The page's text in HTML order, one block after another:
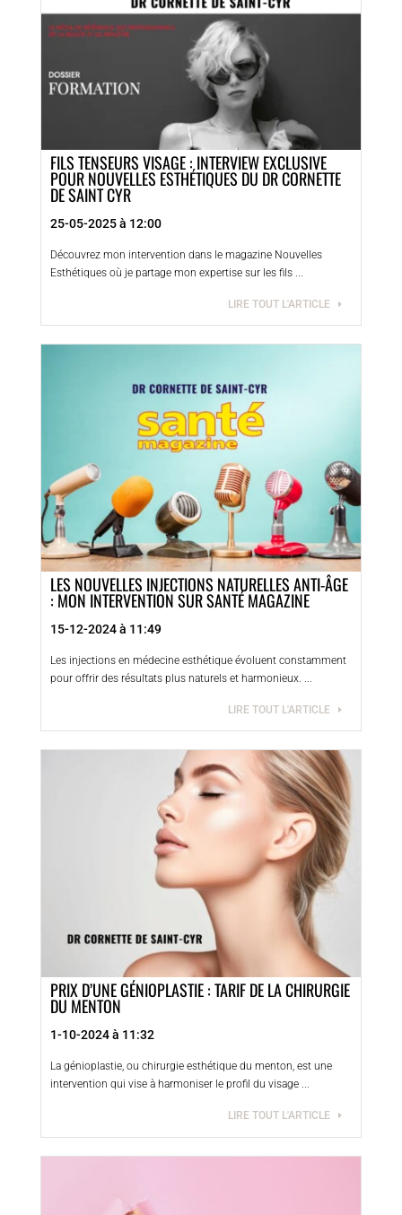
FILS TENSEURS VISAGE : INTERVIEW EXCLUSIVE
POUR NOUVELLES ESTHÉTIQUES DU DR CORNETTE
DE SAINT CYR
25-05-2025 à 12:00
Découvrez mon intervention dans le magazine Nouvelles
Esthétiques où je partage mon expertise sur les fils ...
LIRE TOUT L'ARTICLE
LES NOUVELLES INJECTIONS NATURELLES ANTI-ÂGE
: MON INTERVENTION SUR SANTÉ MAGAZINE
15-12-2024 à 11:49
Les injections en médecine esthétique évoluent constamment
pour offrir des résultats plus naturels et harmonieux. ...
LIRE TOUT L'ARTICLE
PRIX D’UNE GÉNIOPLASTIE : TARIF DE LA CHIRURGIE
DU MENTON
1-10-2024 à 11:32
La génioplastie, ou chirurgie esthétique du menton, est une
intervention qui vise à harmoniser le profil du visage ...
LIRE TOUT L'ARTICLE